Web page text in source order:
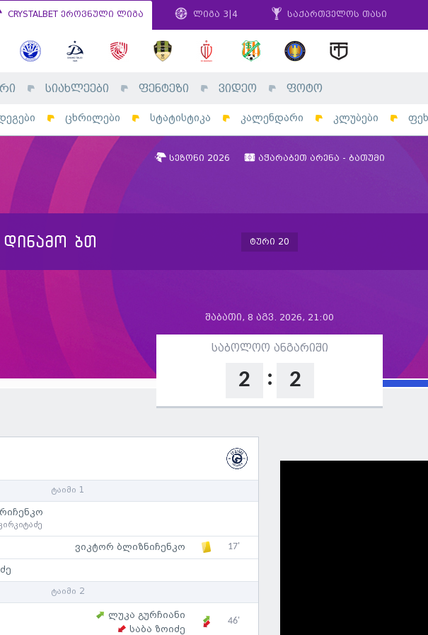
CRYSTALBET ეროვნული ლიგა ლიგა 3|4 საქართველოს თასი
სიახლეები ფენტეზი ვიდეო ფოტო
ცხრილები სტატისტიკა კალენდარი კლუბები
სეზონი 2026 აჭარაბეთ არენა - ბათუმი
დინამო ბთ ტური 20
შაბათი, 8 აგვ. 2026, 21:00
საბოლოო ანგარიში
2 : 2
ტაიმი 1
ვიკტორ ბლიზნიჩენკო 17'
ტაიმი 2
ლუკა გურჩიანი
საბა ზოიძე
46'